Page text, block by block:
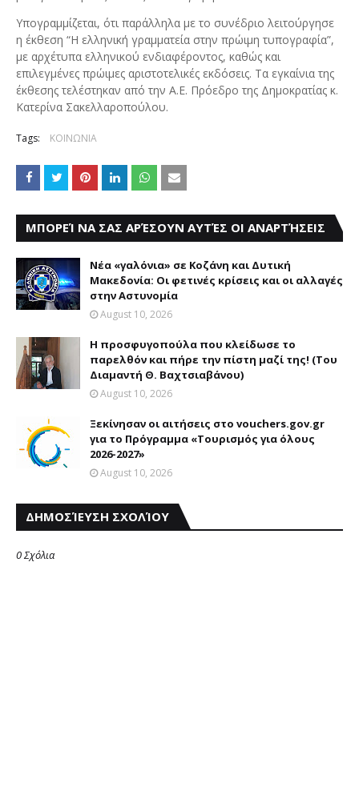
Υπογραμμίζεται, ότι παράλληλα με το συνέδριο λειτούργησε
η έκθεση “Η ελληνική γραμματεία στην πρώιμη τυπογραφία”,
με αρχέτυπα ελληνικού ενδιαφέροντος, καθώς και
επιλεγμένες πρώιμες αριστοτελικές εκδόσεις. Τα εγκαίνια της
έκθεσης τελέστηκαν από την Α.Ε. Πρόεδρο της Δημοκρατίας κ.
Κατερίνα Σακελλαροπούλου.
Tags: ΚΟΙΝΩΝΙΑ
ΜΠΟΡΕΊ ΝΑ ΣΑΣ ΑΡΈΣΟΥΝ ΑΥΤΈΣ ΟΙ ΑΝΑΡΤΉΣΕΙΣ
Νέα «γαλόνια» σε Κοζάνη και Δυτική
Μακεδονία: Οι φετινές κρίσεις και οι αλλαγές
στην Αστυνομία
August 10, 2026
Η προσφυγοπούλα που κλείδωσε το
παρελθόν και πήρε την πίστη μαζί της! (Του
Διαμαντή Θ. Βαχτσιαβάνου)
August 10, 2026
Ξεκίνησαν οι αιτήσεις στο vouchers.gov.gr
για το Πρόγραμμα «Τουρισμός για όλους
2026-2027»
August 10, 2026
ΔΗΜΟΣΊΕΥΣΗ ΣΧΟΛΊΟΥ
0 Σχόλια